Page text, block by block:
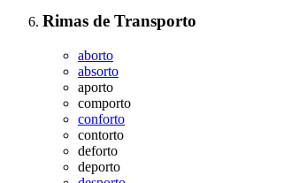
Rimas de Transporto
aborto
absorto
aporto
comporto
conforto
contorto
deforto
deporto